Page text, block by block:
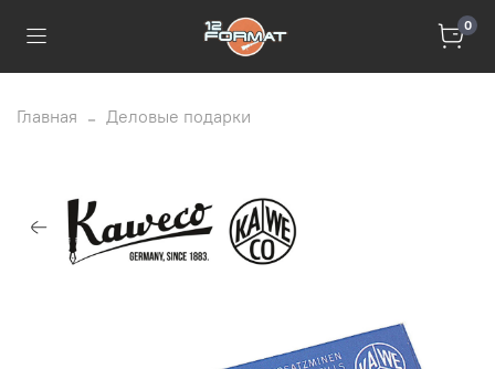
0
Главная Деловые подарки